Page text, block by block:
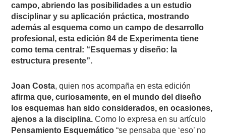
campo, abriendo las posibilidades a un estudio
disciplinar y su aplicación práctica, mostrando
además al esquema como un campo de desarrollo
profesional, esta edición 84 de Experimenta tiene
como tema central: “Esquemas y diseño: la
estructura presente”.
Joan Costa, quien nos acompaña en esta edición
afirma que, curiosamente, en el mundo del diseño
los esquemas han sido considerados, en ocasiones,
ajenos a la disciplina. Como lo expresa en su artículo
Pensamiento Esquemático “se pensaba que ‘eso’ no